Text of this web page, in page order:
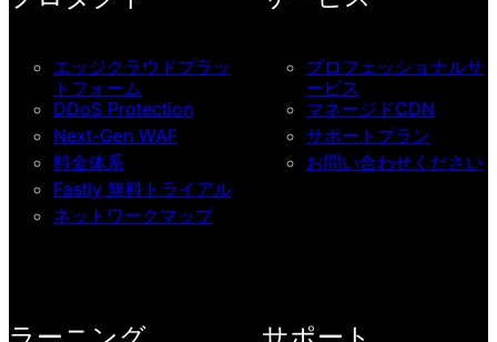
エッジクラウドプラッ
トフォーム
DDoS Protection
Next-Gen WAF
料金体系
Fastly 無料トライアル
ネットワークマップ
プロフェッショナルサ
ービス
マネージドCDN
サポートプラン
お問い合わせください